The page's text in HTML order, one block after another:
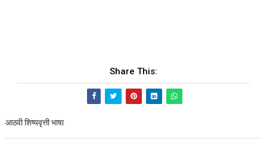
Share This:
आठवी शिष्यवृत्ती भाषा